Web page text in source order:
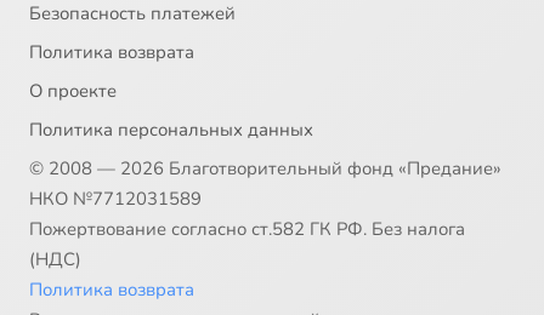
Безопасность платежей
Политика возврата
О проекте
Политика персональных данных
© 2008 — 2026 Благотворительный фонд «Предание»
НКО №7712031589
Пожертвование согласно ст.582 ГК РФ. Без налога
(НДС)
Политика возврата